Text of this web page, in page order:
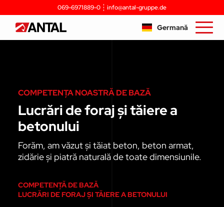
069-6971889-0 info@antal-gruppe.de
Germană
COMPETENȚA NOASTRĂ DE BAZĂ
Lucrări de foraj și tăiere a
betonului
Forăm, am văzut și tăiat beton, beton armat,
zidărie și piatră naturală de toate dimensiunile.
COMPETENȚĂ DE BAZĂ
LUCRĂRI DE FORAJ ȘI TĂIERE A BETONULUI